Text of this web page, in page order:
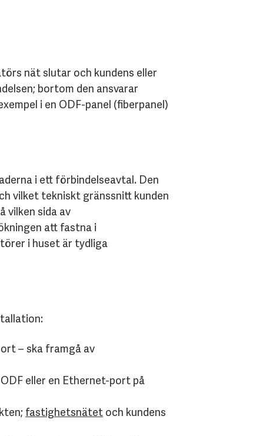
nät slutar och kundens eller
bortom den ansvarar
i en ODF-panel (fiberpanel)
i ett förbindelseavtal. Den
vilket tekniskt gränssnitt kunden
vilken sida av
att fastna i
i huset är tydliga
– ska framgå av
eller en Ethernet-port på
fastighetsnätet och kundens